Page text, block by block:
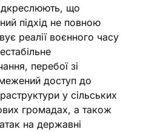
що
підхід не повною
реалії воєнного часу
перебої зі
доступ до
у сільських
громадах, а також
на державні